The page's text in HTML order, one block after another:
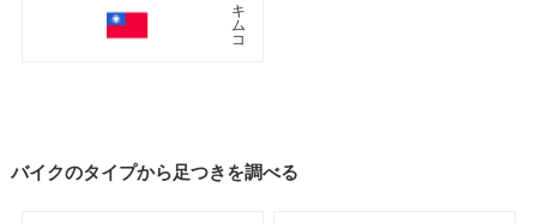
キ
ム
コ
バイクのタイプから足つきを調べる